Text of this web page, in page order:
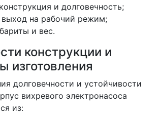
и долговечность;
на рабочий режим;
и вес.
конструкции и
изготовления
долговечности и устойчивости
вихревого электронасоса
из: